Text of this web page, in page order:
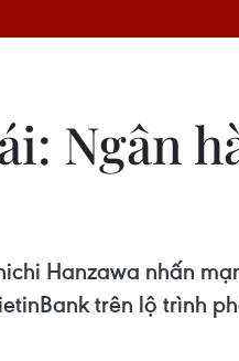
Ngân
Hanzawa nhấn
trên lộ trình